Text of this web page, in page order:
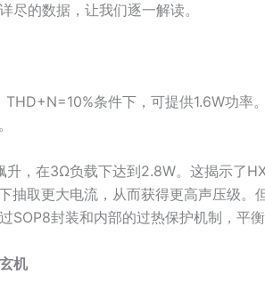
尽的数据，让我们逐一解读。
条件下，可提供1.6W功率
，在3Ω负载下达到2.8W。这揭示了
抽取更大电流，从而获得更高声压级
SOP8封装和内部的过热保护机制，平衡
机